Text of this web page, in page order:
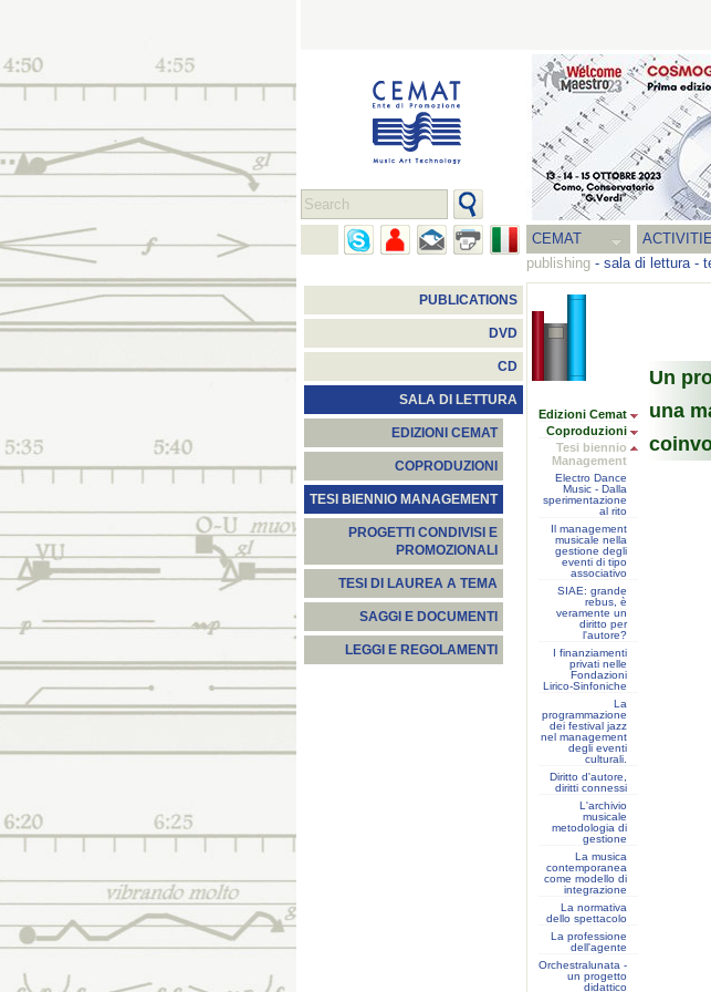
CEMAT
publishing - sala di lettura-
PUBLICATIONS
DVD
CD
SALA DI LETTURA
EDIZIONI CEMAT
COPRODUZIONI
TESI BIENNIO MANAGEMENT
PROGETTI CONDIVISI E
PROMOZIONALI
TESI DI LAUREA A TEMA
SAGGI E DOCUMENTI
LEGGI E REGOLAMENTI
Edizioni Cemat
Coproduzioni
Tesi biennio
Management
Electro Dance
Music - Dalla
sperimentazione
al rito
Il management
musicale nella
gestione degli
eventi di tipo
associativo
SIAE: grande
rebus, è
veramente un
diritto per
l'autore?
I finanziamenti
privati nelle
Fondazioni
Lirico-Sinfoniche
La
programmazione
dei festival jazz
nel management
degli eventi
culturali.
Diritto d'autore,
diritti connessi
L'archivio
musicale
metodologia di
gestione
La musica
contemporanea
come modello di
integrazione
La normativa
dello spettacolo
La professione
dell'agente
Orchestralunata -
un progetto
didattico
Un
una